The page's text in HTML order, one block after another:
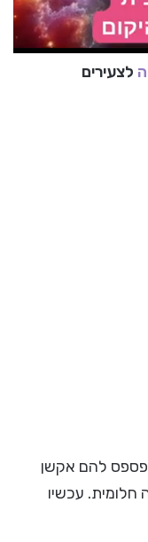
לצעירים
להם אקשן
חלומית. עכשיו